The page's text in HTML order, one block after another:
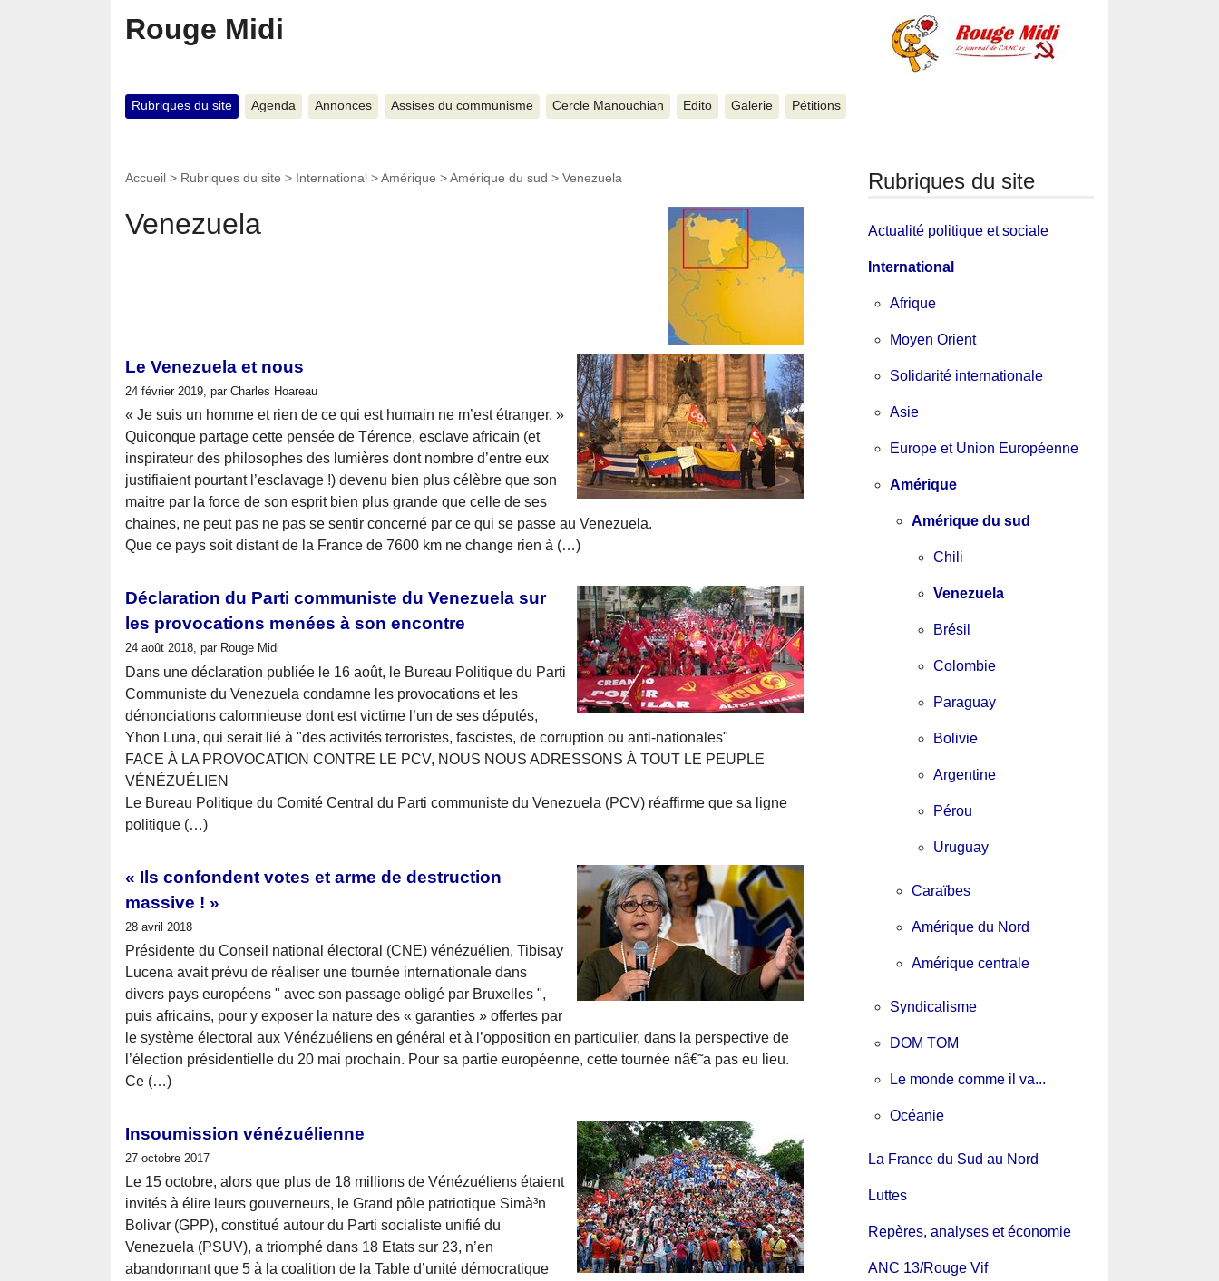
Rouge Midi
Rubriques du site Agenda Annonces Assises du communisme Cercle Manouchian Edito Galerie Pétitions
Accueil > Rubriques du site > International >Amérique >Amérique du sud > Venezuela
Venezuela
Le Venezuela et nous
24 février 2019, par Charles Hoareau
« Je suis un homme et rien de ce qui est humain ne m’est étranger. »
Quiconque partage cette pensée de Térence, esclave africain (et
inspirateur des philosophes des lumières dont nombre d’entre eux
justifiaient pourtant l’esclavage !) devenu bien plus célèbre que son
maitre par la force de son esprit bien plus grande que celle de ses
chaines, ne peut pas ne pas se sentir concerné par ce qui se passe au Venezuela.
Que ce pays soit distant de la France de 7600 km ne change rien à (…)
Déclaration du Parti communiste du Venezuela sur
les provocations menées à son encontre
24 août 2018, par Rouge Midi
Dans une déclaration publiée le 16 août, le Bureau Politique du Parti
Communiste du Venezuela condamne les provocations et les
dénonciations calomnieuse dont est victime l’un de ses députés,
Yhon Luna, qui serait lié à "des activités terroristes, fascistes, de corruption ou anti-nationales"
FACE À LA PROVOCATION CONTRE LE PCV, NOUS NOUS ADRESSONS À TOUT LE PEUPLE
VÉNÉZUÉLIEN
Le Bureau Politique du Comité Central du Parti communiste du Venezuela (PCV) réaffirme que sa ligne
politique (…)
« Ils confondent votes et arme de destruction
massive ! »
28 avril 2018
Présidente du Conseil national électoral (CNE) vénézuélien, Tibisay
Lucena avait prévu de réaliser une tournée internationale dans
divers pays européens " avec son passage obligé par Bruxelles ",
puis africains, pour y exposer la nature des « garanties » offertes par
le système électoral aux Vénézuéliens en général et à l’opposition en particulier, dans la perspective de
l’élection présidentielle du 20 mai prochain. Pour sa partie européenne, cette tournée nâ€˜a pas eu lieu.
Ce (…)
Insoumission vénézuélienne
27 octobre 2017
Le 15 octobre, alors que plus de 18 millions de Vénézuéliens étaient
invités à élire leurs gouverneurs, le Grand pôle patriotique Simà³n
Bolivar (GPP), constitué autour du Parti socialiste unifié du
Venezuela (PSUV), a triomphé dans 18 Etats sur 23, n’en
abandonnant que 5 à la coalition de la Table d’unité démocratique
Rubriques du site
Actualité politique et sociale
International
Afrique
Moyen Orient
Solidarité internationale
Asie
Europe et Union Européenne
Amérique
Amérique du sud
Chili
Venezuela
Brésil
Colombie
Paraguay
Bolivie
Argentine
Pérou
Uruguay
Caraïbes
Amérique du Nord
Amérique centrale
Syndicalisme
DOM TOM
Le monde comme il va...
Océanie
La France du Sud au Nord
Luttes
Repères, analyses et économie
ANC 13/Rouge Vif